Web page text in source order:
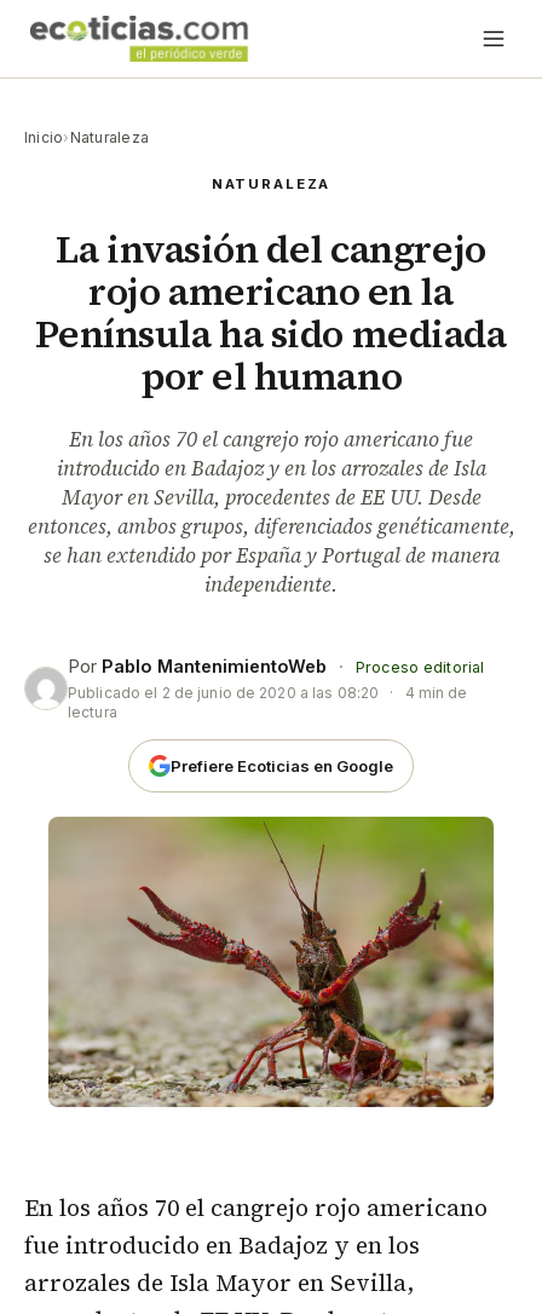
Inicio› Naturaleza
NATURALEZA
La invasión del cangrejo
rojo americano en la
Península ha sido mediada
por el humano
En los años 70 el cangrejo rojo americano fue
introducido en Badajoz y en los arrozales de Isla
Mayor en Sevilla, procedentes de EE UU. Desde
entonces, ambos grupos, diferenciados genéticamente,
se han extendido por España y Portugal de manera
independiente.
Por Pablo MantenimientoWeb ·
Proceso editorial
Publicado el 2 de junio de 2020 a las 08:20 ·
4 min de
lectura
Prefiere Ecoticias en Google
En los años 70 el cangrejo rojo americano
fue introducido en Badajoz y en los
arrozales de Isla Mayor en Sevilla,